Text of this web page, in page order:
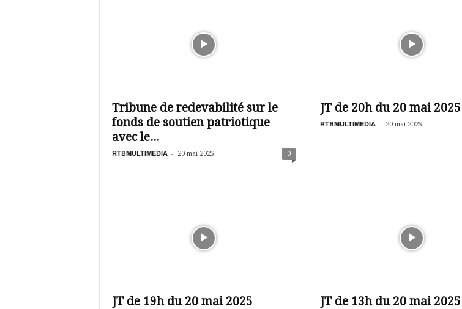
Tribune de redevabilité sur le
fonds de soutien patriotique
avec le...
RTBMULTIMEDIA - 20 mai 2025 0
JT de 20h du 20 mai 2025
RTBMULTIMEDIA - 20 mai 2025
JT de 19h du 20 mai 2025 JT de 13h du 20 mai 2025